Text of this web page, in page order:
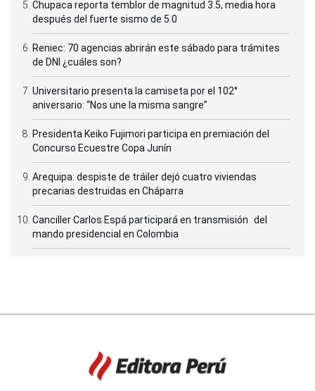
Chupaca reporta temblor de magnitud 3.5, media hora
después del fuerte sismo de 5.0
Reniec: 70 agencias abrirán este sábado para trámites
de DNI ¿cuáles son?
Universitario presenta la camiseta por el 102°
aniversario: “Nos une la misma sangre”
Presidenta Keiko Fujimori participa en premiación del
Concurso Ecuestre Copa Junín
Arequipa: despiste de tráiler dejó cuatro viviendas
precarias destruidas en Cháparra
Canciller Carlos Espá participará en transmisión del
mando presidencial en Colombia